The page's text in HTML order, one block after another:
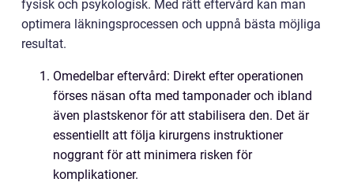
fysisk och psykologisk. Med rätt eftervård kan man
optimera läkningsprocessen och uppnå bästa möjliga
resultat.
Omedelbar eftervård: Direkt efter operationen
förses näsan ofta med tamponader och ibland
även plastskenor för att stabilisera den. Det är
essentiellt att följa kirurgens instruktioner
noggrant för att minimera risken för
komplikationer.